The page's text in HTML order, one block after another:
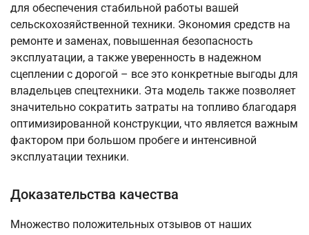
для обеспечения стабильной работы вашей
сельскохозяйственной техники. Экономия средств на
ремонте и заменах, повышенная безопасность
эксплуатации, а также уверенность в надежном
сцеплении с дорогой – все это конкретные выгоды для
владельцев спецтехники. Эта модель также позволяет
значительно сократить затраты на топливо благодаря
оптимизированной конструкции, что является важным
фактором при большом пробеге и интенсивной
эксплуатации техники.
Доказательства качества
Множество положительных отзывов от наших